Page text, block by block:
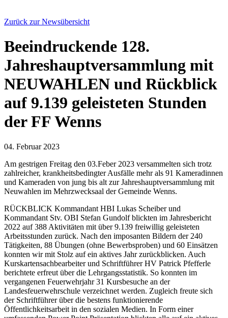
Zurück zur Newsübersicht
Beeindruckende 128.
Jahreshauptversammlung mit
NEUWAHLEN und Rückblick
auf 9.139 geleisteten Stunden
der FF Wenns
04. Februar 2023
Am gestrigen Freitag den 03.Feber 2023 versammelten sich trotz
zahlreicher, krankheitsbedingter Ausfälle mehr als 91 Kameradinnen
und Kameraden von jung bis alt zur Jahreshauptversammlung mit
Neuwahlen im Mehrzwecksaal der Gemeinde Wenns.
RÜCKBLICK Kommandant HBI Lukas Scheiber und
Kommandant Stv. OBI Stefan Gundolf blickten im Jahresbericht
2022 auf 388 Aktivitäten mit über 9.139 freiwillig geleisteten
Arbeitsstunden zurück. Nach den imposanten Bildern der 240
Tätigkeiten, 88 Übungen (ohne Bewerbsproben) und 60 Einsätzen
konnten wir mit Stolz auf ein aktives Jahr zurückblicken. Auch
Kurskartensachbearbeiter und Schriftführer HV Patrick Pfefferle
berichtete erfreut über die Lehrgangsstatistik. So konnten im
vergangenen Feuerwehrjahr 31 Kursbesuche an der
Landesfeuerwehrschule verzeichnet werden. Zugleich freute sich
der Schriftführer über die bestens funktionierende
Öffentlichkeitsarbeit in den sozialen Medien. In Form einer